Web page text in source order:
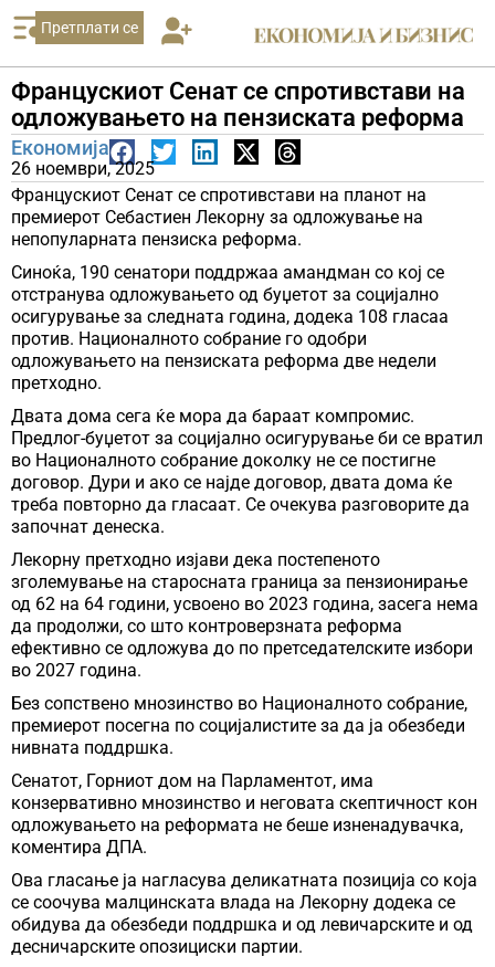
Претплати се
Францускиот Сенат се спротивстави на
одложувањето на пензиската реформа
Економија
26 ноември, 2025
Францускиот Сенат се спротивстави на планот на
премиерот Себастиен Лекорну за одложување на
непопуларната пензиска реформа.
Синоќа, 190 сенатори поддржаа амандман со кој се
отстранува одложувањето од буџетот за социјално
осигурување за следната година, додека 108 гласаа
против. Националното собрание го одобри
одложувањето на пензиската реформа две недели
претходно.
Двата дома сега ќе мора да бараат компромис.
Предлог-буџетот за социјално осигурување би се вратил
во Националното собрание доколку не се постигне
договор. Дури и ако се најде договор, двата дома ќе
треба повторно да гласаат. Се очекува разговорите да
започнат денеска.
Лекорну претходно изјави дека постепеното
зголемување на старосната граница за пензионирање
од 62 на 64 години, усвоено во 2023 година, засега нема
да продолжи, со што контроверзната реформа
ефективно се одложува до по претседателските избори
во 2027 година.
Без сопствено мнозинство во Националното собрание,
премиерот посегна по социјалистите за да ја обезбеди
нивната поддршка.
Сенатот, Горниот дом на Парламентот, има
конзервативно мнозинство и неговата скептичност кон
одложувањето на реформата не беше изненадувачка,
коментира ДПА.
Ова гласање ја нагласува деликатната позиција со која
се соочува малцинската влада на Лекорну додека се
обидува да обезбеди поддршка и од левичарските и од
десничарските опозициски партии.